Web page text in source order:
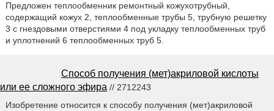
Предложен теплообменник ремонтный кожухотрубный,
содержащий кожух 2, теплообменные трубы 5, трубную решетку
3 с гнездовыми отверстиями 4 под укладку теплообменных труб
и уплотнений 6 теплообменных труб 5.
Способ получения (мет)акриловой кислоты
или ее сложного эфира // 2712243
Изобретение относится к способу получения (мет)акриловой